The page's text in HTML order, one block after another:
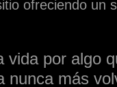
ofreciendo un
vida por algo
nunca más